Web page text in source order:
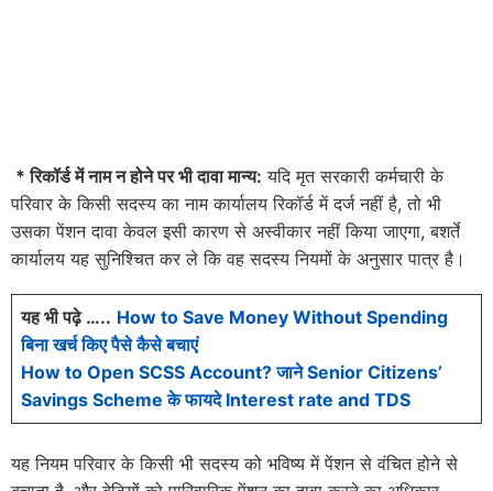
* रिकॉर्ड में नाम न होने पर भी दावा मान्य: यदि मृत सरकारी कर्मचारी के
परिवार के किसी सदस्य का नाम कार्यालय रिकॉर्ड में दर्ज नहीं है, तो भी
उसका पेंशन दावा केवल इसी कारण से अस्वीकार नहीं किया जाएगा, बशर्ते
कार्यालय यह सुनिश्चित कर ले कि वह सदस्य नियमों के अनुसार पात्र है।
यह भी पढ़े ….. How to Save Money Without Spending
बिना खर्च किए पैसे कैसे बचाएं
How to Open SCSS Account? जाने Senior Citizens’
Savings Scheme के फायदे Interest rate and TDS
यह नियम परिवार के किसी भी सदस्य को भविष्य में पेंशन से वंचित होने से